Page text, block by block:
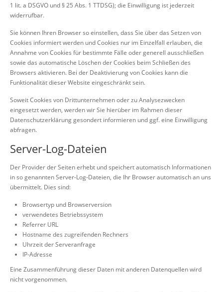
1 lit. a DSGVO und § 25 Abs. 1 TTDSG); die Einwilligung ist jederzeit
widerrufbar.
Sie können Ihren Browser so einstellen, dass Sie über das Setzen von
Cookies informiert werden und Cookies nur im Einzelfall erlauben, die
Annahme von Cookies für bestimmte Fälle oder generell ausschließen
sowie das automatische Löschen der Cookies beim Schließen des
Browsers aktivieren. Bei der Deaktivierung von Cookies kann die
Funktionalität dieser Website eingeschränkt sein.
Soweit Cookies von Drittunternehmen oder zu Analysezwecken
eingesetzt werden, werden wir Sie hierüber im Rahmen dieser
Datenschutzerklärung gesondert informieren und ggf. eine Einwilligung
abfragen.
Server-Log-Dateien
Der Provider der Seiten erhebt und speichert automatisch Informationen
in so genannten Server-Log-Dateien, die Ihr Browser automatisch an uns
übermittelt. Dies sind:
Browsertyp und Browserversion
verwendetes Betriebssystem
Referrer URL
Hostname des zugreifenden Rechners
Uhrzeit der Serveranfrage
IP-Adresse
Eine Zusammenführung dieser Daten mit anderen Datenquellen wird
nicht vorgenommen.